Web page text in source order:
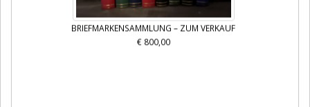
BRIEFMARKENSAMMLUNG – ZUM VERKAUF
€ 800,00